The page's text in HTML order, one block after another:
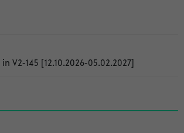
V2-145 [12.10.2026-05.02.2027]